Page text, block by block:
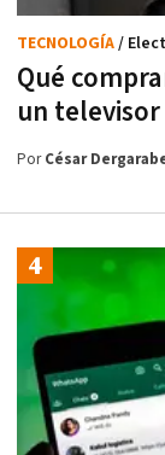
Qué
un
TECNOLOGÍA/
PorCésar